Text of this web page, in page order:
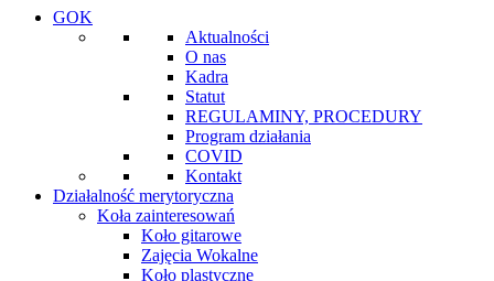
GOK
Aktualności
O nas
Kadra
Statut
REGULAMINY, PROCEDURY
Program działania
COVID
Kontakt
Działalność merytoryczna
Koła zainteresowań
Koło gitarowe
Zajęcia Wokalne
Koło plastyczne